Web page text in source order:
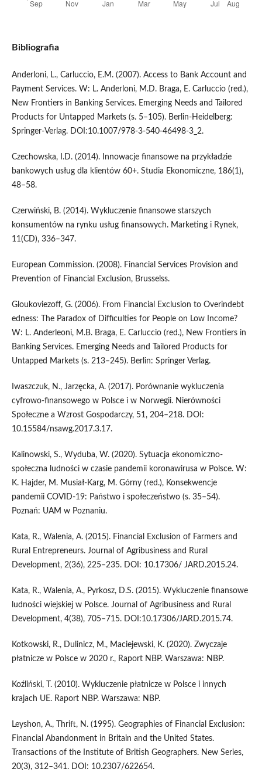
Bibliografia
Anderloni, L., Carluccio, E.M. (2007). Access to Bank Account and
Payment Services. W: L. Anderloni, M.D. Braga, E. Carluccio (red.),
New Frontiers in Banking Services. Emerging Needs and Tailored
Products for Untapped Markets (s. 5–105). Berlin-Heidelberg:
Springer-Verlag. DOI:10.1007/978-3-540-46498-3_2.
Czechowska, I.D. (2014). Innowacje finansowe na przykładzie
bankowych usług dla klientów 60+. Studia Ekonomiczne, 186(1),
48–58.
Czerwiński, B. (2014). Wykluczenie finansowe starszych
konsumentów na rynku usług finansowych. Marketing i Rynek,
11(CD), 336–347.
European Commission. (2008). Financial Services Provision and
Prevention of Financial Exclusion, Brusselss.
Gloukoviezoff, G. (2006). From Financial Exclusion to Overindebt
edness: The Paradox of Difficulties for People on Low Income?
W: L. Anderleoni, M.B. Braga, E. Carluccio (red.), New Frontiers in
Banking Services. Emerging Needs and Tailored Products for
Untapped Markets (s. 213–245). Berlin: Springer Verlag.
Iwaszczuk, N., Jarzęcka, A. (2017). Porównanie wykluczenia
cyfrowo-finansowego w Polsce i w Norwegii. Nierówności
Społeczne a Wzrost Gospodarczy, 51, 204–218. DOI:
10.15584/nsawg.2017.3.17.
Kalinowski, S., Wyduba, W. (2020). Sytuacja ekonomiczno-
społeczna ludności w czasie pandemii koronawirusa w Polsce. W:
K. Hajder, M. Musiał-Karg, M. Górny (red.), Konsekwencje
pandemii COVID-19: Państwo i społeczeństwo (s. 35–54).
Poznań: UAM w Poznaniu.
Kata, R., Walenia, A. (2015). Financial Exclusion of Farmers and
Rural Entrepreneurs. Journal of Agribusiness and Rural
Development, 2(36), 225–235. DOI: 10.17306/ JARD.2015.24.
Kata, R., Walenia, A., Pyrkosz, D.S. (2015). Wykluczenie finansowe
ludności wiejskiej w Polsce. Journal of Agribusiness and Rural
Development, 4(38), 705–715. DOI:10.17306/JARD.2015.74.
Kotkowski, R., Dulinicz, M., Maciejewski, K. (2020). Zwyczaje
płatnicze w Polsce w 2020 r., Raport NBP. Warszawa: NBP.
Koźliński, T. (2010). Wykluczenie płatnicze w Polsce i innych
krajach UE. Raport NBP. Warszawa: NBP.
Leyshon, A., Thrift, N. (1995). Geographies of Financial Exclusion:
Financial Abandonment in Britain and the United States.
Transactions of the Institute of British Geographers. New Series,
20(3), 312–341. DOI: 10.2307/622654.